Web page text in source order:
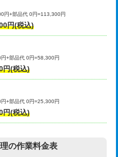
）
え）
16,500円
キ
ッキ
16,500円+材料費
プ
11,000円+材料費
円+部品代 0円=113,300円
円(税込)
+部品代 0円=58,300円
円(税込)
+部品代 0円=25,300円
円(税込)
の作業料金表